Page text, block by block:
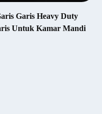
Garis Heavy Duty
Untuk Kamar Mandi